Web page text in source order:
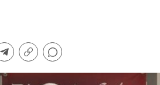
Telegram
Copiar
enlace